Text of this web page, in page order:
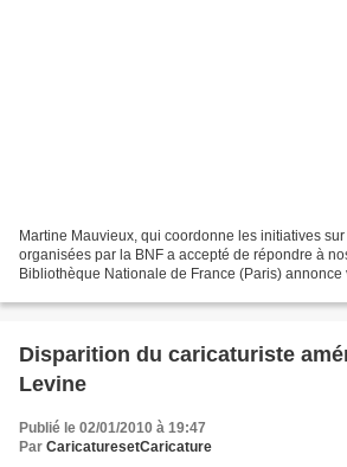
Martine Mauvieux, qui coordonne les initiatives
organisées par la BNF a accepté de répondre à
Bibliothèque Nationale de France (Paris)
Disparition du caricaturiste
Levine
Publié le 02/01/2010 à 19:47
Par CaricaturesetCaricature